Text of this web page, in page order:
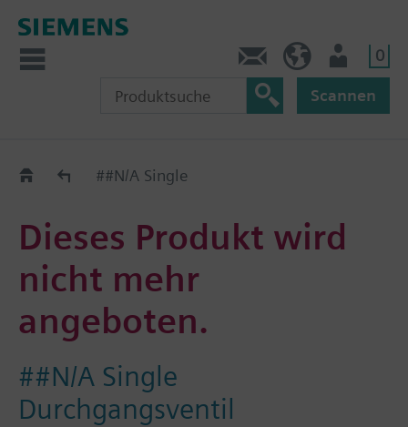
0
Scannen
Old2New##N/A Single
Dieses Produkt wird
nicht mehr
angeboten.
##N/A Single
Durchgangsventil